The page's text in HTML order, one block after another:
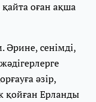
қайта оған ақша
Әрине, сенімді,
әзір,
қойған Ерланды